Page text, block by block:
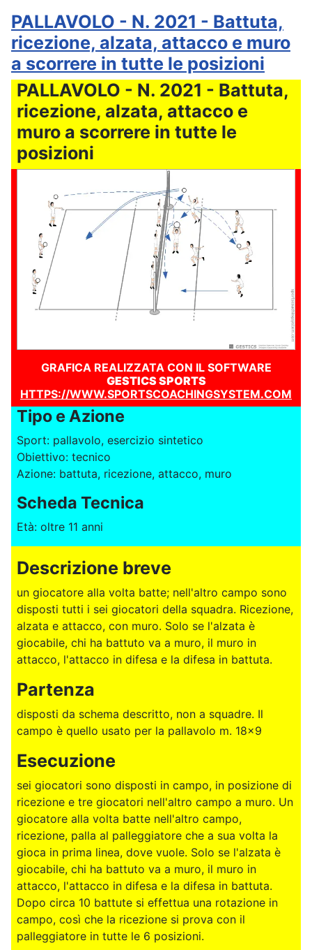
PALLAVOLO - N. 2021 - Battuta,
ricezione, alzata, attacco e muro
a scorrere in tutte le posizioni
PALLAVOLO - N. 2021 - Battuta,
ricezione, alzata, attacco e
muro a scorrere in tutte le
posizioni
GRAFICA REALIZZATA CON IL SOFTWARE
GESTICS SPORTS
HTTPS://WWW.SPORTSCOACHINGSYSTEM.COM
Tipo e Azione
Sport: pallavolo, esercizio sintetico
Obiettivo: tecnico
Azione: battuta, ricezione, attacco, muro
Scheda Tecnica
Età: oltre 11 anni
Descrizione breve
un giocatore alla volta batte; nell'altro campo sono
disposti tutti i sei giocatori della squadra. Ricezione,
alzata e attacco, con muro. Solo se l'alzata è
giocabile, chi ha battuto va a muro, il muro in
attacco, l'attacco in difesa e la difesa in battuta.
Partenza
disposti da schema descritto, non a squadre. Il
campo è quello usato per la pallavolo m. 18x9
Esecuzione
sei giocatori sono disposti in campo, in posizione di
ricezione e tre giocatori nell'altro campo a muro. Un
giocatore alla volta batte nell'altro campo,
ricezione, palla al palleggiatore che a sua volta la
gioca in prima linea, dove vuole. Solo se l'alzata è
giocabile, chi ha battuto va a muro, il muro in
attacco, l'attacco in difesa e la difesa in battuta.
Dopo circa 10 battute si effettua una rotazione in
campo, così che la ricezione si prova con il
palleggiatore in tutte le 6 posizioni.